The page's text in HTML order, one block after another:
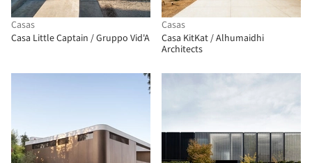
Casas
Casa Little Captain / Gruppo Vid'A
Casas
Casa KitKat / Alhumaidhi
Architects